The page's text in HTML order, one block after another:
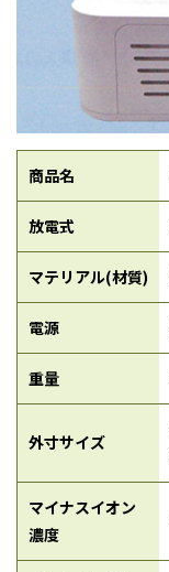
商品名
放電式
マテリアル(材質)
電源
重量
外寸サイズ
マイナスイオン
濃度